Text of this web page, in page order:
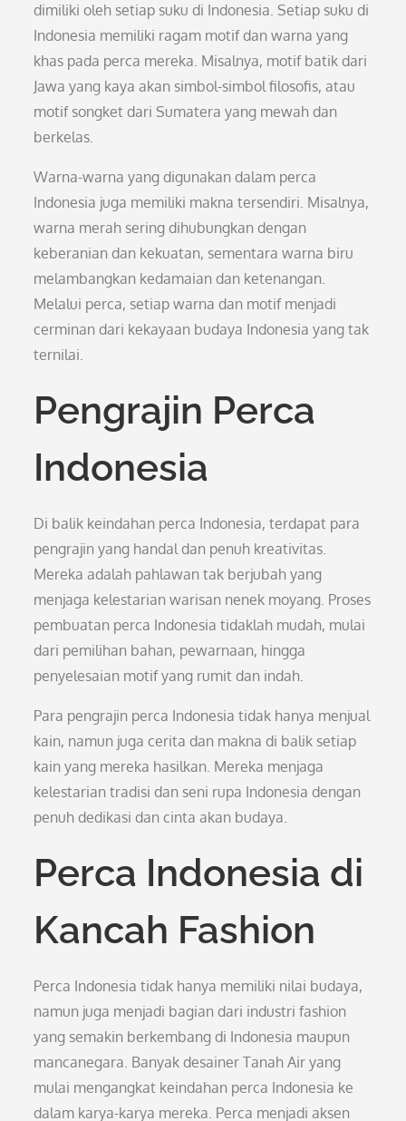
dimiliki oleh setiap suku di Indonesia. Setiap suku di
Indonesia memiliki ragam motif dan warna yang
khas pada perca mereka. Misalnya, motif batik dari
Jawa yang kaya akan simbol-simbol filosofis, atau
motif songket dari Sumatera yang mewah dan
berkelas.
Warna-warna yang digunakan dalam perca
Indonesia juga memiliki makna tersendiri. Misalnya,
warna merah sering dihubungkan dengan
keberanian dan kekuatan, sementara warna biru
melambangkan kedamaian dan ketenangan.
Melalui perca, setiap warna dan motif menjadi
cerminan dari kekayaan budaya Indonesia yang tak
ternilai.
Pengrajin Perca
Indonesia
Di balik keindahan perca Indonesia, terdapat para
pengrajin yang handal dan penuh kreativitas.
Mereka adalah pahlawan tak berjubah yang
menjaga kelestarian warisan nenek moyang. Proses
pembuatan perca Indonesia tidaklah mudah, mulai
dari pemilihan bahan, pewarnaan, hingga
penyelesaian motif yang rumit dan indah.
Para pengrajin perca Indonesia tidak hanya menjual
kain, namun juga cerita dan makna di balik setiap
kain yang mereka hasilkan. Mereka menjaga
kelestarian tradisi dan seni rupa Indonesia dengan
penuh dedikasi dan cinta akan budaya.
Perca Indonesia di
Kancah Fashion
Perca Indonesia tidak hanya memiliki nilai budaya,
namun juga menjadi bagian dari industri fashion
yang semakin berkembang di Indonesia maupun
mancanegara. Banyak desainer Tanah Air yang
mulai mengangkat keindahan perca Indonesia ke
dalam karya-karya mereka. Perca menjadi aksen